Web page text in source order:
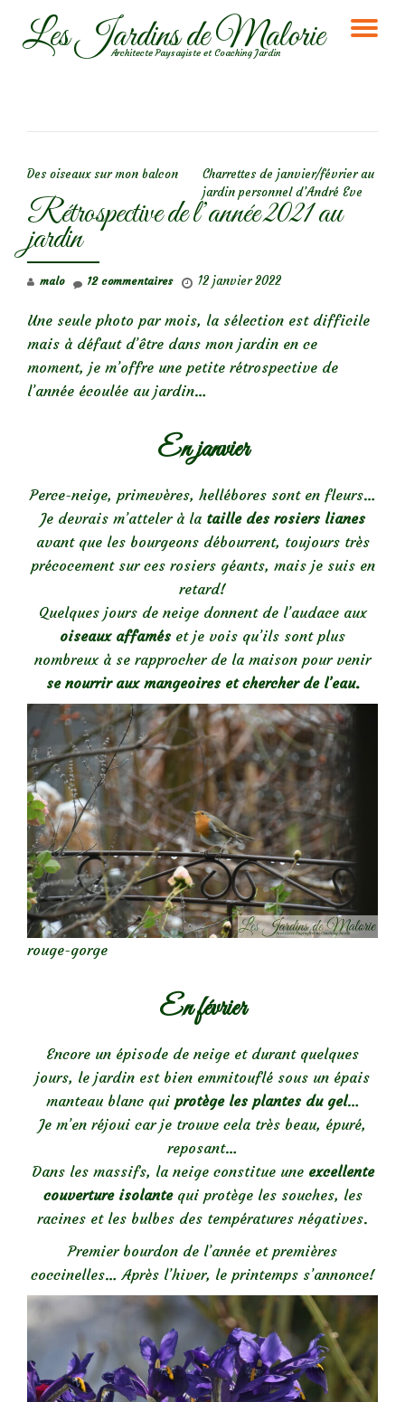
AllerLes Jardins de Malorie
Architecte Paysagiste et Coaching Jardin
Des oiseaux sur mon balcon
Charrettes de janvier/février au
jardin personnel d’André Eve
Rétrospective de l’année 2021 au
jardin
malo 12 janvier 2022
12 commentaires
Une seule photo par mois, la sélection est difficile
mais à défaut d’être dans mon jardin en ce
moment, je m’offre une petite rétrospective de
l’année écoulée au jardin…
En janvier
Perce-neige, primevères, hellébores sont en fleurs…
Je devrais m’atteler à la taille des rosiers lianes
avant que les bourgeons débourrent, toujours très
précocement sur ces rosiers géants, mais je suis en
retard!
Quelques jours de neige donnent de l’audace aux
oiseaux affamés et je vois qu’ils sont plus
nombreux à se rapprocher de la maison pour venir
se nourrir aux mangeoires et chercher de l’eau.
rouge-gorge
En février
Encore un épisode de neige et durant quelques
jours, le jardin est bien emmitouflé sous un épais
manteau blanc qui protège les plantes du gel…
Je m’en réjoui car je trouve cela très beau, épuré,
reposant…
Dans les massifs, la neige constitue une excellente
couverture isolantequi protège les souches, les
racines et les bulbes des températures négatives.
Premier bourdon de l’année et premières
coccinelles… Après l’hiver, le printemps s’annonce!